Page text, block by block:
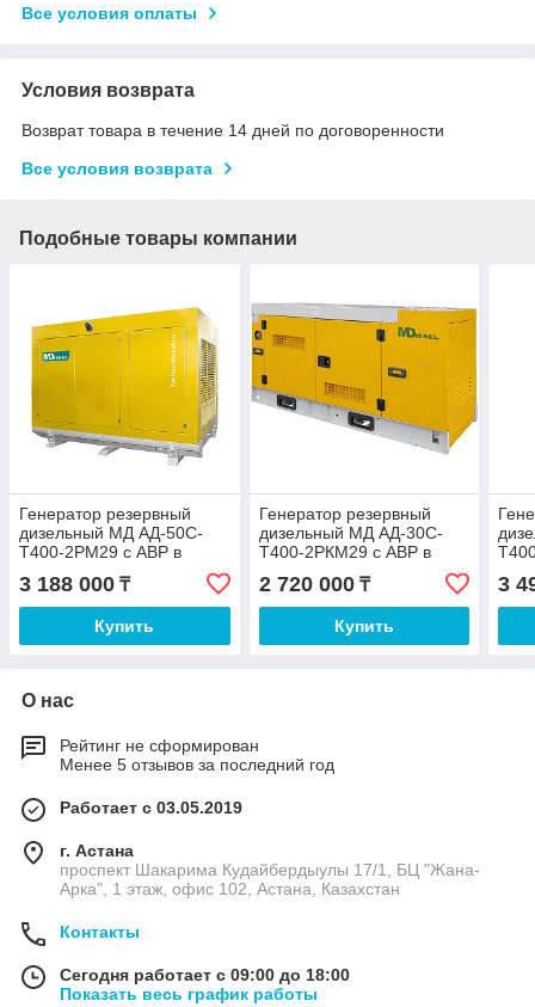
Все условия оплаты
Условия возврата
Возврат товара в течение 14 дней по договоренности
Все условия возврата
Подобные товары компании
Генератор резервный
дизельный МД АД-50С-
Т400-2РМ29 с АВР в
погодозащитном кожухе
3 188 000 ₸
Купить
Генератор резервный
дизельный МД АД-30С-
Т400-2РКМ29 с АВР в
шумозащитном кожухе
2 720 000₸
Купить
на
3
О нас
Рейтинг не сформирован
Менее 5 отзывов за последний год
Работает с 03.05.2019
г. Астана
проспект Шакарима Кудайбердыулы 17/1, БЦ "Жана-
Арка", 1 этаж, офис 102, Астана, Казахстан
Контакты
Сегодня работает с 09:00 до 18:00
Показать весь график работы